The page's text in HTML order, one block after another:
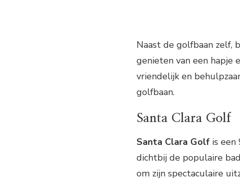
Naast de golfbaan zelf,
genieten van een hapje
vriendelijk en
golfbaan.
Santa Clara Golf
Santa Clara Golf is een
dichtbij de populaire
om zijn spectaculaire